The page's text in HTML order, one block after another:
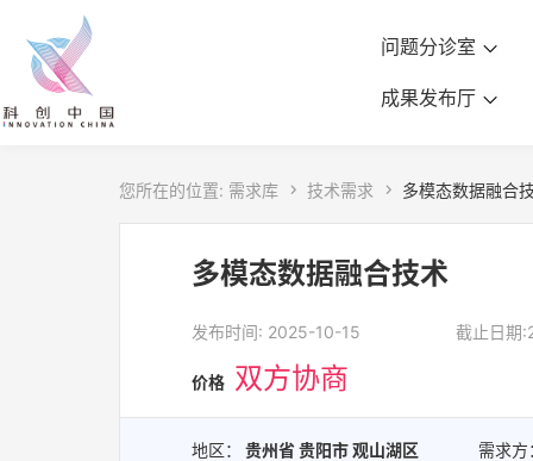
问题分诊室
成果发布厅
您所在的位置: 需求库  技术需求  多模态数据融合
多模态数据融合技术
发布时间: 2025-10-15 截止日期
价格 双方协商
地区： 贵州省 贵阳市 观山湖区 需求方